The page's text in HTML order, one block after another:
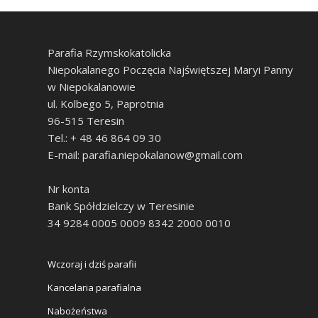
Parafia Rzymskokatolicka
Niepokalanego Poczęcia Najświętszej Maryi Panny
w Niepokalanowie
ul. Kolbego 5, Paprotnia
96-515 Teresin
Tel.: + 48 46 864 09 30
E-mail: parafia.niepokalanow@gmail.com
Nr konta
Bank Spółdzielczy w Teresinie
34 9284 0005 0009 8342 2000 0010
Wczoraj i dziś parafii
Kancelaria parafialna
Nabożeństwa